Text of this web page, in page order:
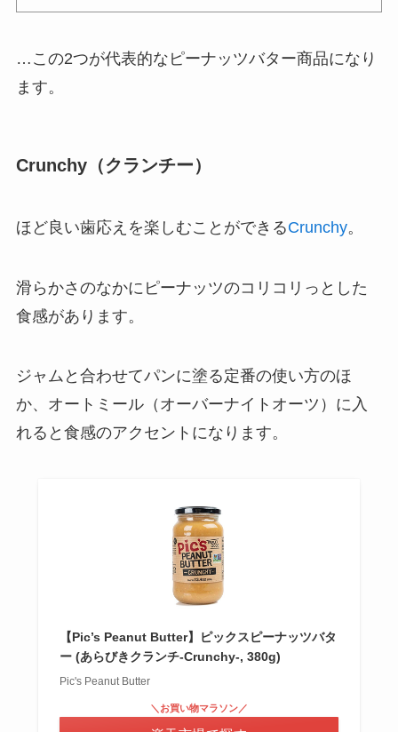
…この2つが代表的なピーナッツバター商品になり
ます。
Crunchy（クランチー）
ほど良い歯応えを楽しむことができるCrunchy。
滑らかさのなかにピーナッツのコリコリっとした
食感があります。
ジャムと合わせてパンに塗る定番の使い方のほ
か、オートミール（オーバーナイトオーツ）に入
れると食感のアクセントになります。
【Pic’s Peanut Butter】ピックスピーナッツバタ
ー (あらびきクランチ-Crunchy-, 380g)
Pic's Peanut Butter
＼お買い物マラソン／